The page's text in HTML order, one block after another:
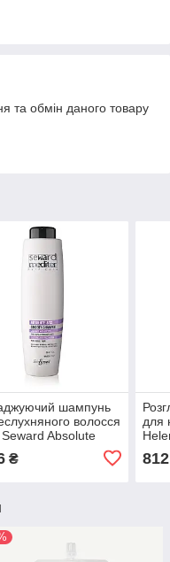
та обмін даного товару
шампунь
волосся
Absolute
₴
для
мл
812